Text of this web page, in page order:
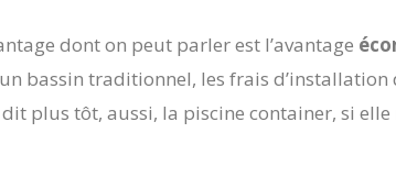
dont on peut parler est l’avantage
bassin traditionnel, les frais d’installation
plus tôt, aussi, la piscine container, si elle